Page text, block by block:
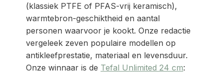
(klassiek PTFE of PFAS-vrij keramisch),
warmtebron-geschiktheid en aantal
personen waarvoor je kookt. Onze redactie
vergeleek zeven populaire modellen op
antikleefprestatie, materiaal en levensduur.
Onze winnaar is de Tefal Unlimited 24 cm: